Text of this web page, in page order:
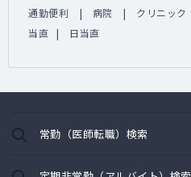
通勤便利
病院 クリニック
当直
日当直
常勤（医師転職）検索